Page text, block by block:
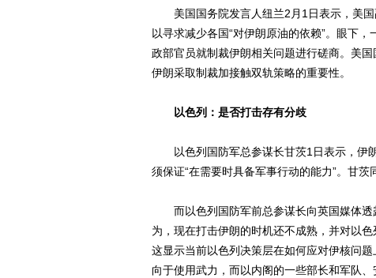
美国国务院发言人纽兰2月1日表示，美国
以寻求减少各国“对伊朗原油的依赖”。眼下
政部官员就制裁伊朗相关问题进行磋商。美
伊朗采取制裁加接触双轨策略的重要性。
以色列：是否打击存有分歧
以色列国防军总参谋长甘茨1日表示，伊
须保证“在需要时具备军事行动的能力”。甘
而以色列国防军前总参谋长向英国媒体透
为，现在打击伊朗的时机还不成熟，并对以
这显示当前以色列决策层在如何应对伊核问
向于使用武力，而以内阁的一些部长和军队、